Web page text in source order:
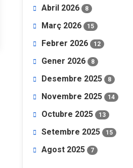
Abril 2026 8
Març 2026 15
Febrer 2026 12
Gener 2026 8
Desembre 2025 8
Novembre 2025 14
Octubre 2025 13
Setembre 2025 15
Agost 2025 7